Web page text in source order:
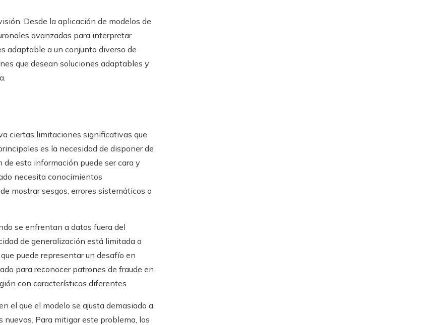
Desde la aplicación de modelos de
avanzadas para interpretar
adaptable a un conjunto diverso de
que desean soluciones adaptables y
ciertas limitaciones significativas que
es la necesidad de disponer de
esta información puede ser cara y
necesita conocimientos
mostrar sesgos, errores sistemáticos o
se enfrentan a datos fuera del
de generalización está limitada a
puede representar un desafío en
para reconocer patrones de fraude en
con características diferentes.
el que el modelo se ajusta demasiado a
Para mitigar este problema, los